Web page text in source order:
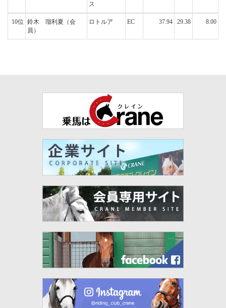
ス
10位 鈴木 瑠利夏 （会
員）
ロトルア EC 37.94 29.38 8.00